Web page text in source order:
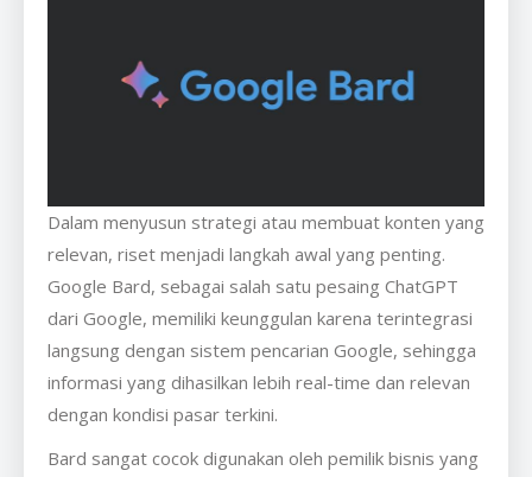
Dalam menyusun strategi atau membuat konten yang
relevan, riset menjadi langkah awal yang penting.
Google Bard, sebagai salah satu pesaing ChatGPT
dari Google, memiliki keunggulan karena terintegrasi
langsung dengan sistem pencarian Google, sehingga
informasi yang dihasilkan lebih real-time dan relevan
dengan kondisi pasar terkini.
Bard sangat cocok digunakan oleh pemilik bisnis yang